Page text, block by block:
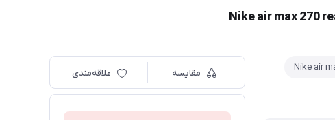
مقایسه علاقه‌مندی